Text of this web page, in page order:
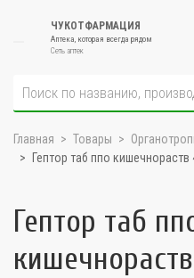
ЧУКОТФАРМАЦИЯ
Аптека, которая всегда рядом
Сеть аптек
Главная Товары
Гептор таб ппо
Гептор таб